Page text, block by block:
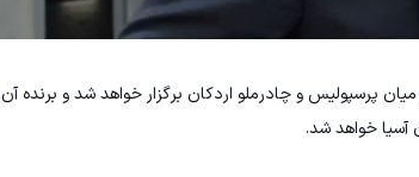
تأیید نشود، یک بازی میان پرسپولیس و چادرملو اردکان برگزار خواهد شد و
آسیا خواهد شد.